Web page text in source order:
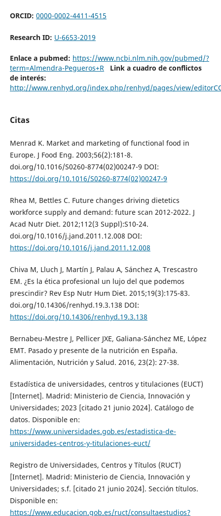
ORCID: 0000-0002-4411-4515
Research ID: U-6653-2019
Enlace a pubmed: https://www.ncbi.nlm.nih.gov/pubmed/?
term=Almendra-Pegueros+R
Link a cuadro de conflictos
de interés:
http://www.renhyd.org/index.php/renhyd/pages/view/
Citas
Menrad K. Market and marketing of functional food in
Europe. J Food Eng. 2003;56(2):181-8.
doi.org/10.1016/S0260-8774(02)00247-9 DOI:
https://doi.org/10.1016/S0260-8774(02)00247-9
Rhea M, Bettles C. Future changes driving dietetics
workforce supply and demand: future scan 2012-2022. J
Acad Nutr Diet. 2012;112(3 Suppl):S10-24.
doi.org/10.1016/j.jand.2011.12.008 DOI:
https://doi.org/10.1016/j.jand.2011.12.008
Chiva M, Lluch J, Martín J, Palau A, Sánchez A, Trescastro
EM. ¿Es la ética profesional un lujo del que podemos
prescindir? Rev Esp Nutr Hum Diet. 2015;19(3):175-83.
doi.org/10.14306/renhyd.19.3.138 DOI:
https://doi.org/10.14306/renhyd.19.3.138
Bernabeu-Mestre J, Pellicer JXE, Galiana-Sánchez ME, López
EMT. Pasado y presente de la nutrición en España.
Alimentación, Nutrición y Salud. 2016, 23(2): 27-38.
Estadística de universidades, centros y titulaciones (EUCT)
[Internet]. Madrid: Ministerio de Ciencia, Innovación y
Universidades; 2023 [citado 21 junio 2024]. Catálogo de
datos. Disponible en:
https://www.universidades.gob.es/estadistica-de-
universidades-centros-y-titulaciones-euct/
Registro de Universidades, Centros y Títulos (RUCT)
[Internet]. Madrid: Ministerio de Ciencia, Innovación y
Universidades; s.f. [citado 21 junio 2024]. Sección títulos.
Disponible en:
https://www.educacion.gob.es/ruct/consultaestudios?